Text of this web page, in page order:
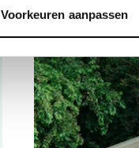
Voorkeuren aanpassen